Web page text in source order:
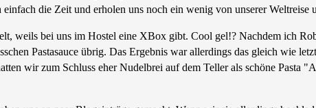
die Zeit und erholen uns noch ein wenig von unserer
weils bei uns im Hostel eine XBox gibt. Cool gel!? Nachdem ich
Pastasauce übrig. Das Ergebnis war allerdings das gleich wie
wir zum Schluss eher Nudelbrei auf dem Teller als schöne Pasta